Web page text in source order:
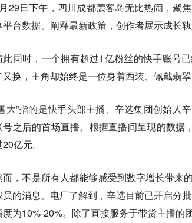
29日下午，四川成都麓客岛无比热闹，
平台数据、阐释最新政策，创作者展示成长轨
此同时，一个拥有超过1亿粉丝的快手账号
又换，主角却始终是一位身着西装、佩戴翡
大”指的是快手头部主播、辛选集团创始人
号之后的首场直播。根据直播间呈现的数据
亿元。
而，不是所有人都能够感受到数字增长带来
员的消息。电厂了解到，辛选目前已开启分
度为10%-20%。除了直接服务于带货主播的